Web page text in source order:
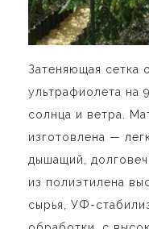
Затеняющая сетка
ультрафиолета на
солнца и ветра.
изготовлена —
дышащий,
из полиэтилена
сырья, УФ-